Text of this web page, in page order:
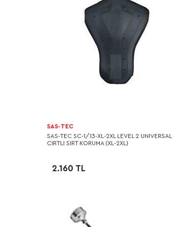
SAS-TEC
SAS-TEC SC-1/13-XL-2XL LEVEL 2 UNIVERSAL
CIRTLI SIRT KORUMA (XL-2XL)
2.160 TL